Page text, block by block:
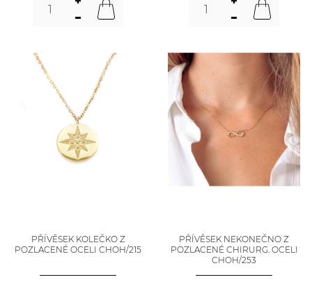
PŘÍVĚSEK KOLEČKO Z
POZLACENÉ OCELI CHOH/215
PŘÍVĚSEK NEKONEČNO Z
POZLACENÉ CHIRURG. OCELI
CHOH/253